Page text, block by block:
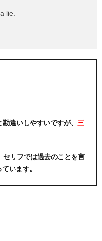
a lie.
違いしやすいですが、 三
リフでは過去のことを言
います。